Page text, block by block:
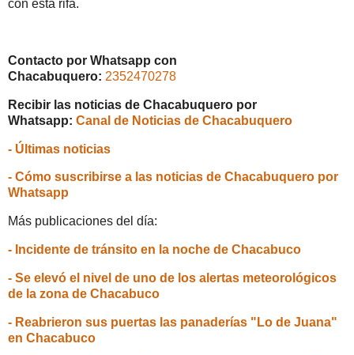
con esta rifa.
Contacto por Whatsapp con
Chacabuquero: 2352470278
Recibir las noticias de Chacabuquero por
Whatsapp: Canal de Noticias de Chacabuquero
- Últimas noticias
- Cómo suscribirse a las noticias de Chacabuquero por
Whatsapp
Más publicaciones del día:
- Incidente de tránsito en la noche de Chacabuco
- Se elevó el nivel de uno de los alertas meteorológicos
de la zona de Chacabuco
- Reabrieron sus puertas las panaderías "Lo de Juana"
en Chacabuco